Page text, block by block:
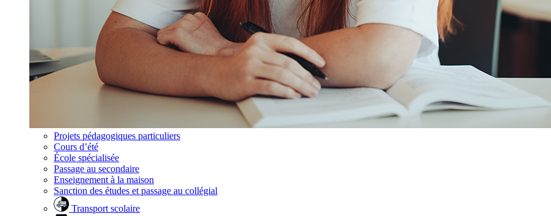
Projets pédagogiques particuliers
Cours d’été
École spécialisée
Passage au secondaire
Enseignement à la maison
Sanction des études et passage au collégial
Transport scolaire